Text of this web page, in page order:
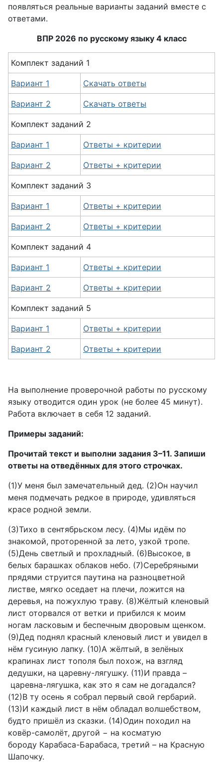
появляться реальные варианты заданий вместе с
ответами.
ВПР 2026 по русскому языку 4 класс
Комплект заданий 1
Вариант 1 Скачать ответы
Вариант 2 Скачать ответы
Комплект заданий 2
Вариант 1 Ответы + критерии
Вариант 2 Ответы + критерии
Комплект заданий 3
Вариант 1 Ответы + критерии
Вариант 2 Ответы + критерии
Комплект заданий 4
Вариант 1 Ответы + критерии
Вариант 2 Ответы + критерии
Комплект заданий 5
Вариант 1 Ответы + критерии
Вариант 2 Ответы + критерии
На выполнение проверочной работы по русскому
языку отводится один урок (не более 45 минут).
Работа включает в себя 12 заданий.
Примеры заданий:
Прочитай текст и выполни задания 3–11. Запиши
ответы на отведённых для этого строчках.
(1)У меня был замечательный дед. (2)Он научил
меня подмечать редкое в природе, удивляться
красе родной земли.
(3)Тихо в сентябрьском лесу. (4)Мы идём по
знакомой, проторенной за лето, узкой тропе.
(5)День светлый и прохладный. (6)Высокое, в
белых барашках облаков небо. (7)Серебряными
прядями струится паутина на разноцветной
листве, мягко оседает на плечи, ложится на
деревья, на пожухлую траву. (8)Жёлтый кленовый
лист оторвался от ветки и прибился к моим
ногам ласковым и беспечным дворовым щенком.
(9)Дед поднял красный кленовый лист и увидел в
нём гусиную лапку. (10)А жёлтый, в зелёных
крапинах лист тополя был похож, на взгляд
дедушки, на царевну-лягушку. (11)И правда –
царевна-лягушка, как это я сам не догадался?
(12)В ту осень я собрал первый свой гербарий.
(13)И каждый лист в нём обладал волшебством,
будто пришёл из сказки. (14)Один походил на
ковёр-самолёт, другой − на косматую
бороду Карабаса-Барабаса, третий – на Красную
Шапочку.